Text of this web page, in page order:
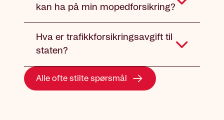
kan ha på min mopedforsikring?
Hva er trafikkforsikringsavgift til
staten?
Alle ofte stilte spørsmål